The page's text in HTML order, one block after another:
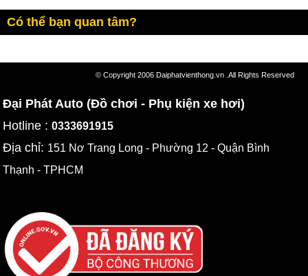
Có thể bạn quan tâm?
© Copyright 2006 Daiphatvienthong.vn .All Rights Reserved
Đại Phát Auto (Đồ chơi - Phụ kiện xe hơi)
Hotline :0333691915
Địa chỉ: 151 Nơ Trang Long - Phường 12 - Quận Bình
Thạnh - TPHCM